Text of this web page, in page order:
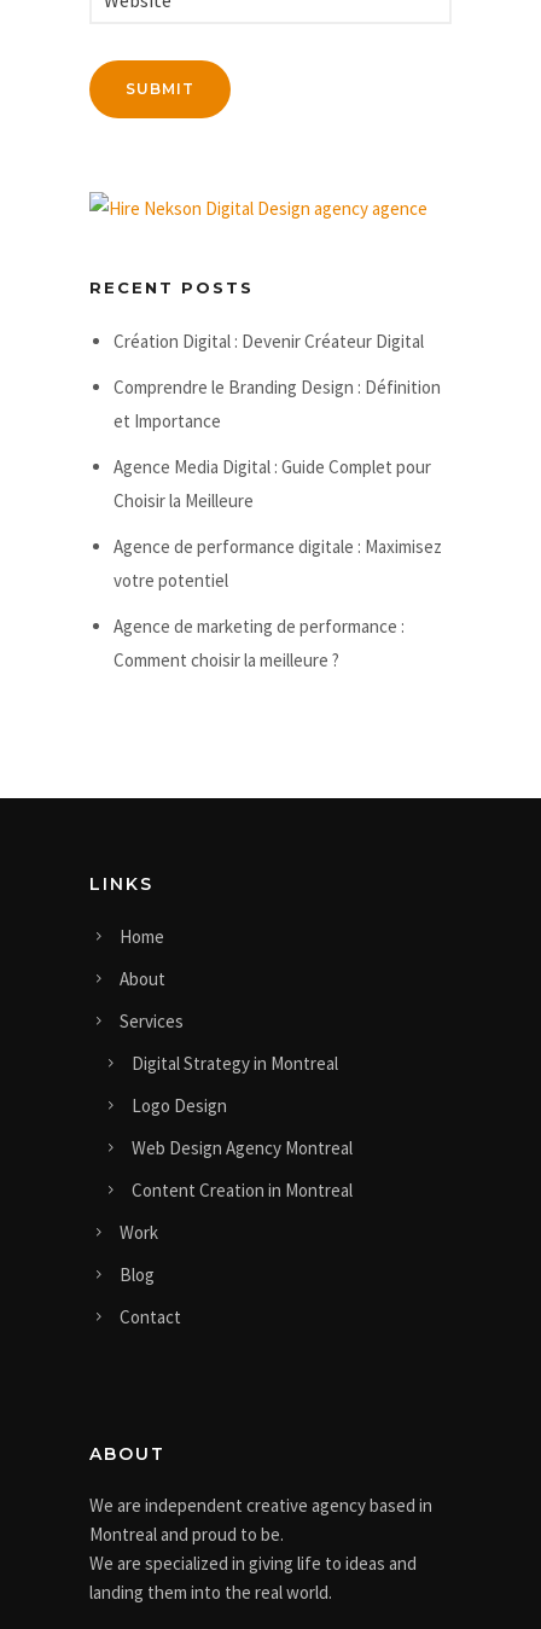
RECENT POSTS
Création Digital : Devenir Créateur Digital
Comprendre le Branding Design : Définition
et Importance
Agence Media Digital : Guide Complet pour
Choisir la Meilleure
Agence de performance digitale : Maximisez
votre potentiel
Agence de marketing de performance :
Comment choisir la meilleure ?
LINKS
Home
About
Services
Digital Strategy in Montreal
Logo Design
Web Design Agency Montreal
Content Creation in Montreal
Work
Blog
Contact
ABOUT
We are independent creative agency based in
Montreal and proud to be.
We are specialized in giving life to ideas and
landing them into the real world.